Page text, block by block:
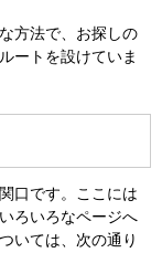
方法で、お探しの
ートを設けていま
口です。ここには
ろいろなページへ
いては、次の通り